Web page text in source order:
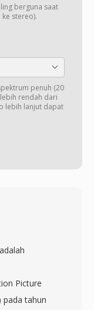
berguna saat
stereo).
penuh (20
rendah dari
lebih lanjut dapat
Picture
pada tahun